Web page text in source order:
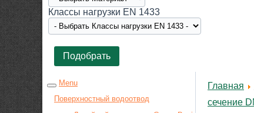
Класcы нагрузки EN 1433
Menu
Поверхностный водоотвод
Главная
сечение